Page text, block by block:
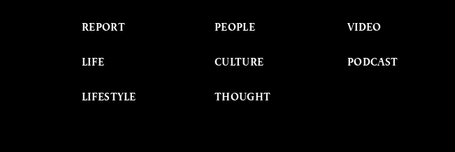
REPORT
LIFE
LIFESTYLE
PEOPLE
CULTURE
THOUGHT
VIDEO
PODCAST